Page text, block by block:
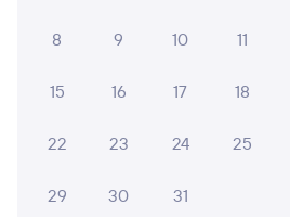
8 9 10 11
15 16 17 18
22 23 24 25
29 30 31